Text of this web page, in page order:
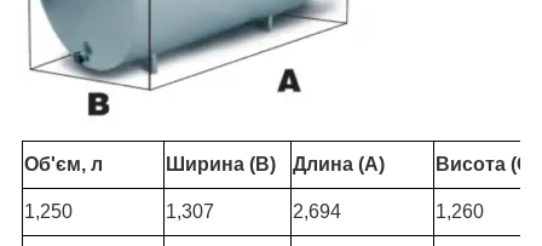
Об'єм, л Ширина (B) Длина (A) Висота (C
1,250 1,307 2,694 1,260